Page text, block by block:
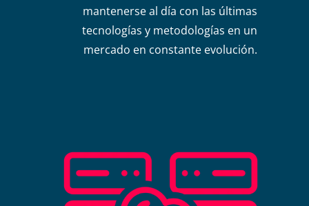
mantenerse al día con las últimas
tecnologías y metodologías en un
mercado en constante evolución.